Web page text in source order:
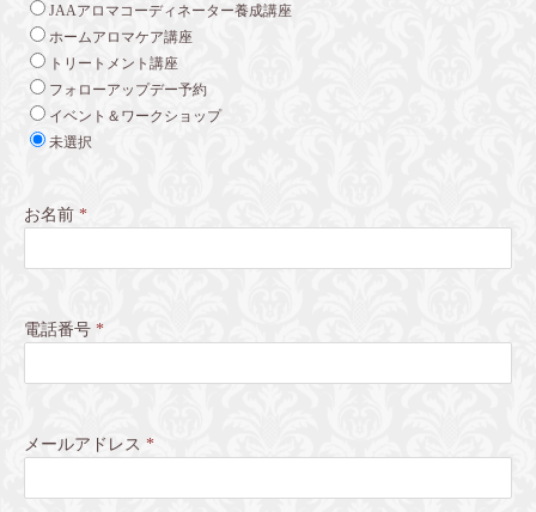
JAAアロマコーディネーター養成講座
ホームアロマケア講座
トリートメント講座
フォローアップデー予約
イベント＆ワークショップ
未選択
お名前 *
電話番号 *
メールアドレス *